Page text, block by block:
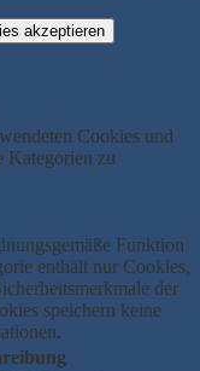
akzeptieren
Cookies und
Kategorien zu
Funktion
enthält nur Cookies,
der
speichern keine